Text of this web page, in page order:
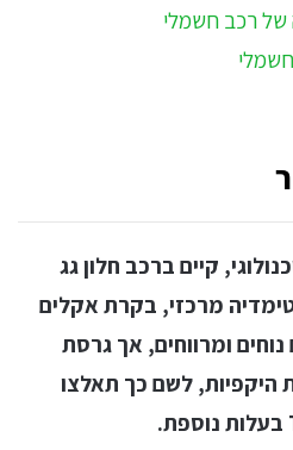
של רכב חשמלי
קיים ברכב חלון גג
מרכזי, בקרת אקלים
ומרווחים, אך גרסת
היקפיות, לשם כך תאלצו